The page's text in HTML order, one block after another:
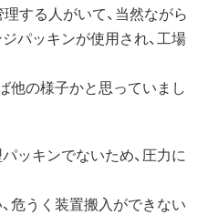
する人がいて、当然ながら
パッキンが使用され、工場
他の様子かと思っていまし
ッキンでないため、圧力に
危うく装置搬入ができない